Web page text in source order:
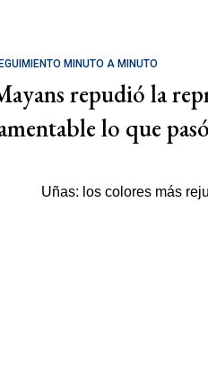
MINUTO A MINUTO
repudió la
lo que